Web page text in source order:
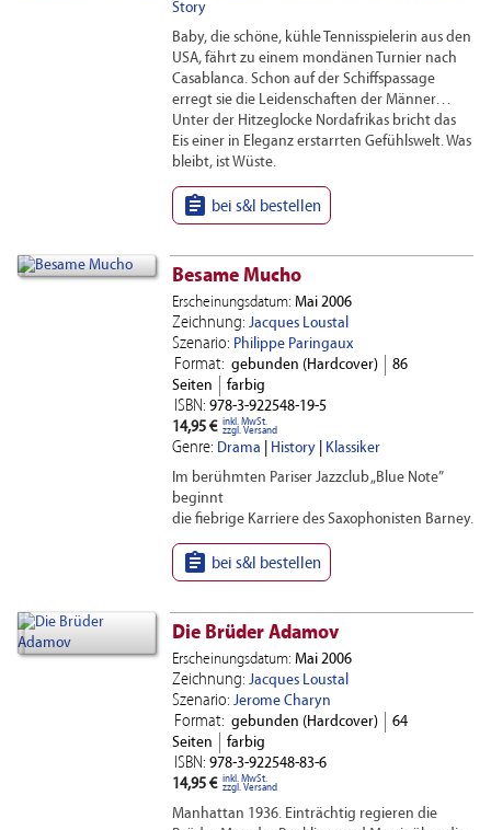
Story
Baby, die schöne, kühle Tennisspielerin aus den
USA, fährt zu einem mondänen Turnier nach
Casablanca. Schon auf der Schiffspassage
erregt sie die Leidenschaften der Männer…
Unter der Hitzeglocke Nordafrikas bricht das
Eis einer in Eleganz erstarrten Gefühlswelt. Was
bleibt, ist Wüste.
 bei s&l bestellen
Besame Mucho
Erscheinungsdatum: Mai 2006
Zeichnung: Jacques Loustal
Szenario: Philippe Paringaux
Format: gebunden (Hardcover)
86
Seiten
farbig
ISBN: 978-3-922548-19-5
14,95 € inkl. MwSt.
zzgl. Versand
Genre: Drama History| Klassiker
Im berühmten Pariser Jazzclub „Blue Note”
beginnt
die fiebrige Karriere des Saxophonisten Barney.
 bei s&l bestellen
Die Brüder Adamov
Erscheinungsdatum: Mai 2006
Zeichnung: Jacques Loustal
Szenario: Jerome Charyn
Format: gebunden (Hardcover)
64
Seiten
farbig
ISBN: 978-3-922548-83-6
14,95 € inkl. MwSt.
zzgl. Versand
Manhattan 1936. Einträchtig regieren die